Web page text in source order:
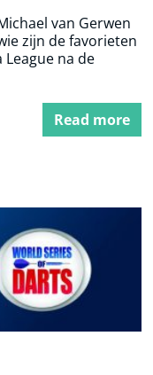
van Gerwen
zijn de favorieten
na de
Read more